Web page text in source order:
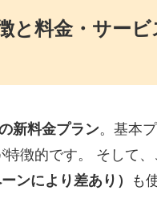
料金・サービ
新料金プラン。基本
特徴的です。 そして
ンにより差あり）
も